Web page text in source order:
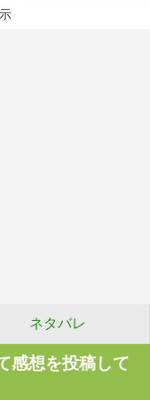
ネタバレ
感想を投稿して